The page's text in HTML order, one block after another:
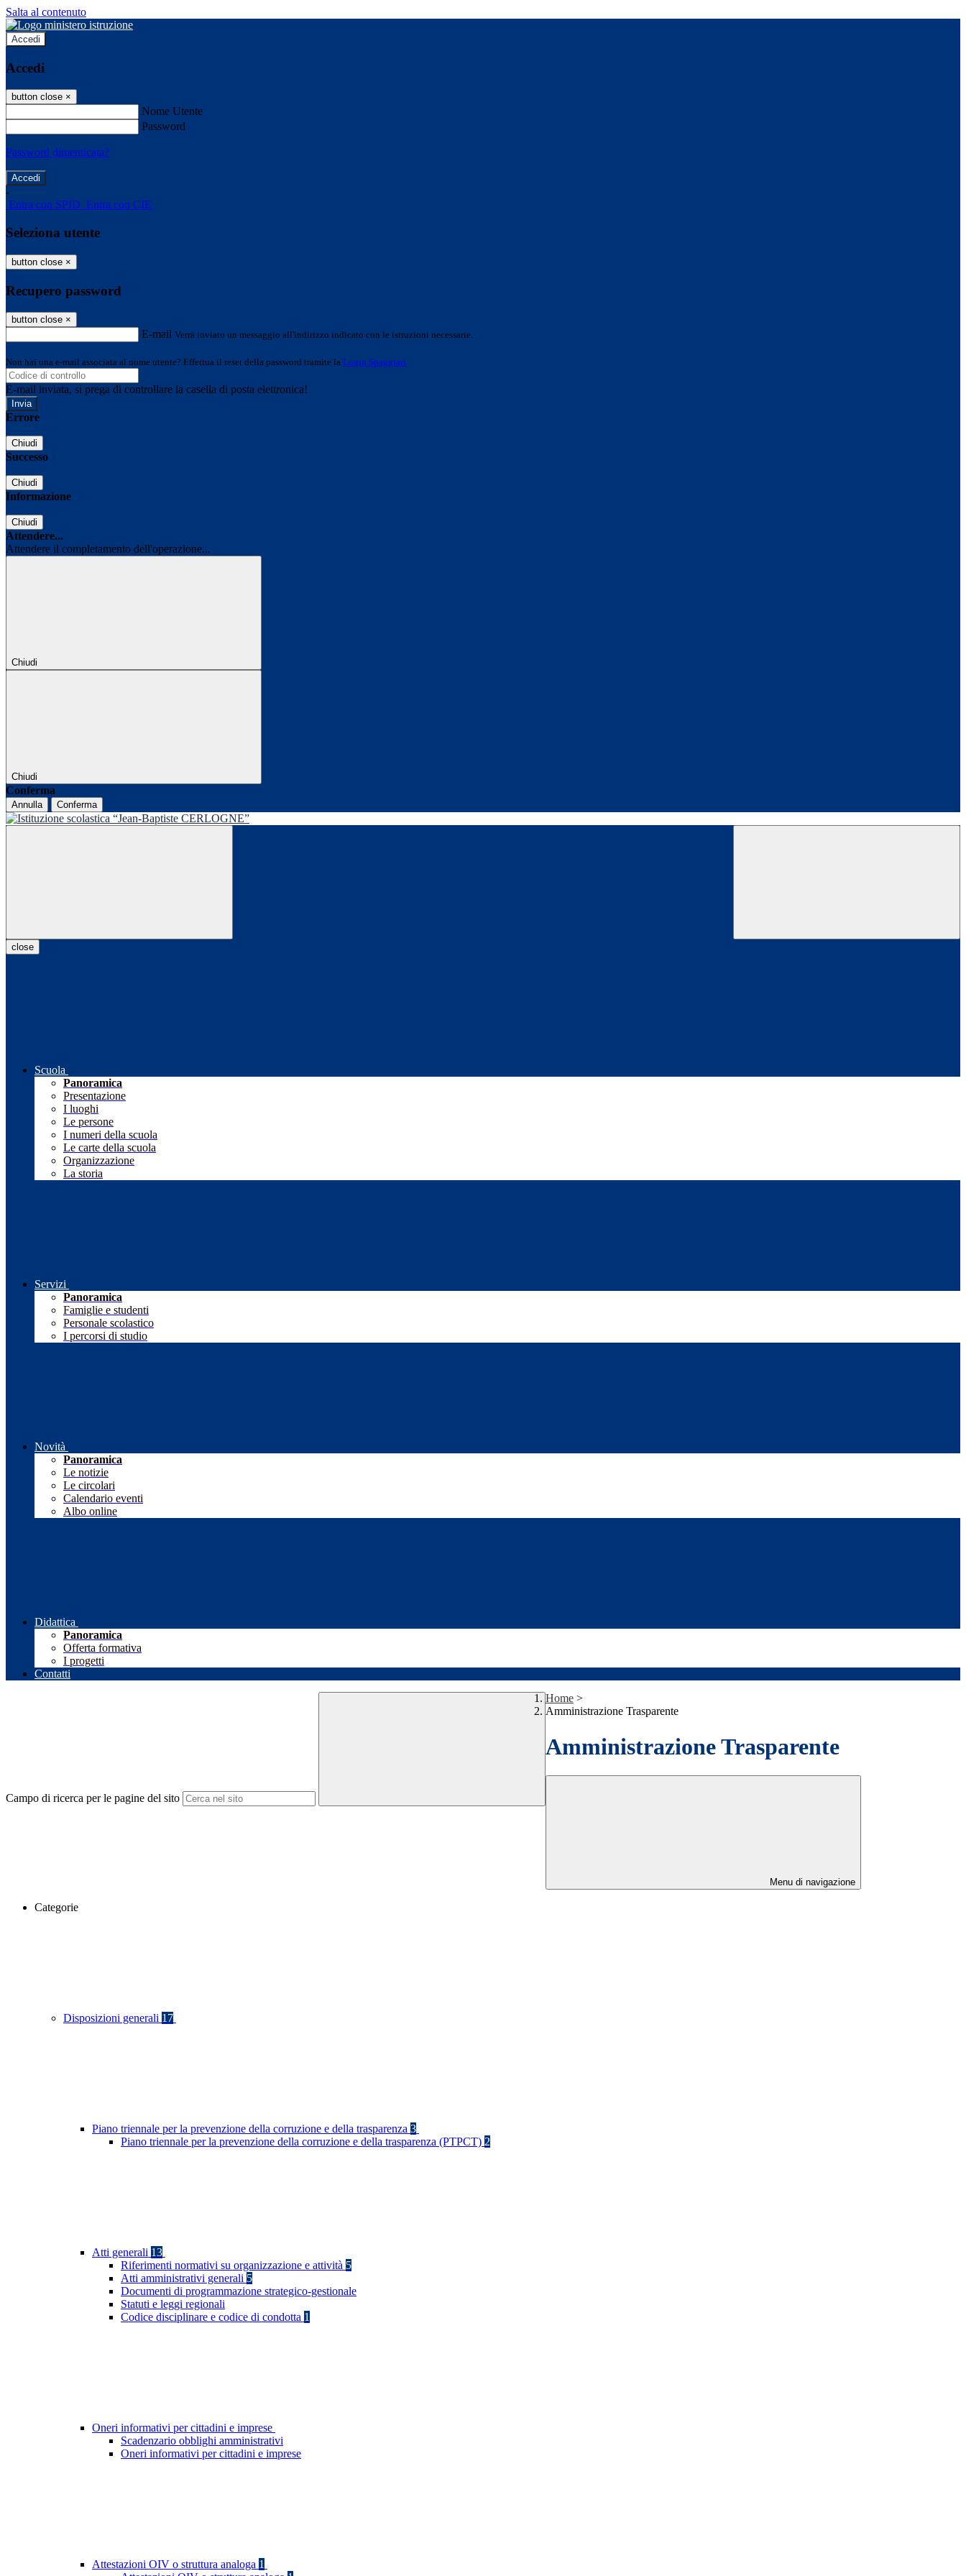
Salta al contenuto
Accedi
Accedi
button close ×
Nome Utente
Password
Password dimenticata?
-
Entra con SPID Entra con CIE
Seleziona utente
button close ×
Recupero password
button close ×
E-mail Verrà inviato un messaggio all'indirizzo indicato con le istruzioni necessarie.
Non hai una e-mail associata al nome utente? Effettua il reset della password tramite la Login Spaggiari
E-mail inviata, si prega di controllare la casella di posta elettronica!
Errore
Chiudi
Successo
Chiudi
Informazione
Chiudi
Attendere...
Attendere il completamento dell'operazione...
Chiudi
Chiudi
Conferma
Annulla Conferma
close
Scuola
Panoramica
Presentazione
I luoghi
Le persone
I numeri della scuola
Le carte della scuola
Organizzazione
La storia
Servizi
Panoramica
Famiglie e studenti
Personale scolastico
I percorsi di studio
Novità
Panoramica
Le notizie
Le circolari
Calendario eventi
Albo online
Didattica
Panoramica
Offerta formativa
I progetti
Contatti
Campo di ricerca per le pagine del sito
Home >
Amministrazione Trasparente
Amministrazione Trasparente
Menu di navigazione
Categorie
Disposizioni generali 17
Piano triennale per la prevenzione della corruzione e della trasparenza 3
Piano triennale per la prevenzione della corruzione e della trasparenza (PTPCT) 2
Atti generali 13
Riferimenti normativi su organizzazione e attività 5
Atti amministrativi generali 5
Documenti di programmazione strategico-gestionale
Statuti e leggi regionali
Codice disciplinare e codice di condotta 1
Oneri informativi per cittadini e imprese
Scadenzario obblighi amministrativi
Oneri informativi per cittadini e imprese
Attestazioni OIV o struttura analoga 1